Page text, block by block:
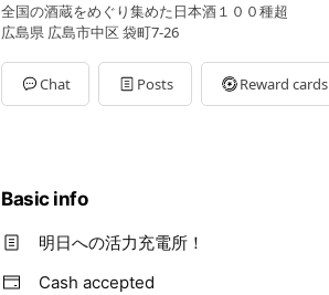
全国の酒蔵をめぐり集めた日本酒１００種超
広島県 広島市中区 袋町7-26
Chat Posts Reward cards
Basic info
明日への活力充電所！
Cash accepted